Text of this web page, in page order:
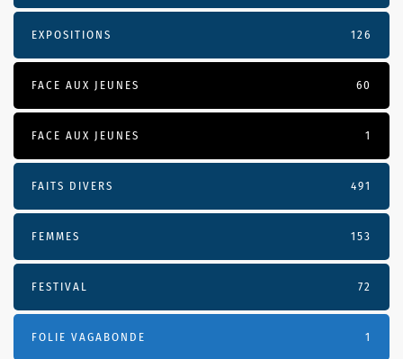
EXPOSITIONS 126
FACE AUX JEUNES 60
FACE AUX JEUNES 1
FAITS DIVERS 491
FEMMES 153
FESTIVAL 72
FOLIE VAGABONDE 1